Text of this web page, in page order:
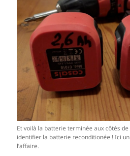
Et voilà la batterie terminée aux côtés de
identifier la batterie reconditionée ! Ici
l’affaire.